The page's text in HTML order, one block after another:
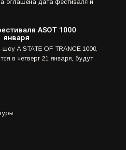
оглашена дата фестиваля и
ASOT 1000
января
A STATE OF TRANCE 1000,
в четверг 21 января, будут